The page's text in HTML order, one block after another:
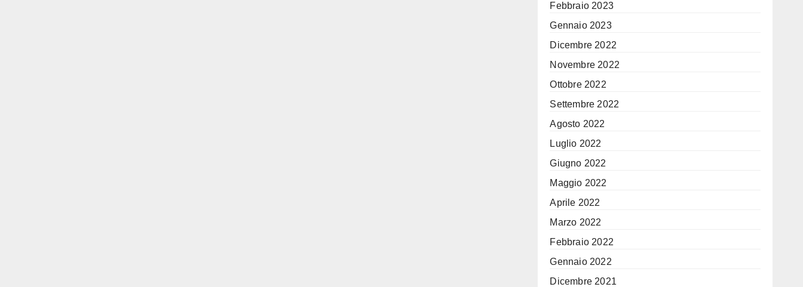
Febbraio 2023
Gennaio 2023
Dicembre 2022
Novembre 2022
Ottobre 2022
Settembre 2022
Agosto 2022
Luglio 2022
Giugno 2022
Maggio 2022
Aprile 2022
Marzo 2022
Febbraio 2022
Gennaio 2022
Dicembre 2021